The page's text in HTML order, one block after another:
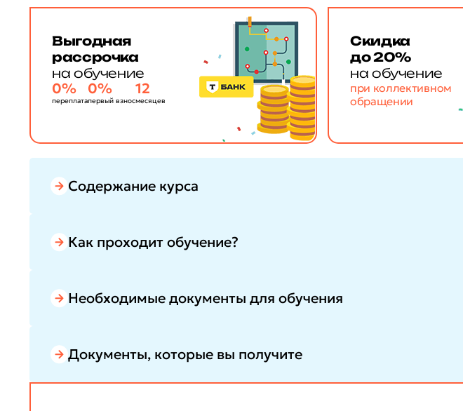
Выгодная
рассрочка
на обучение
0%
переплата
0%
первый взнос
12
месяцев
Скидка
до 20%
на обучение
при коллективном
обращении
Содержание курса
Как проходит обучение?
Необходимые документы для обучения
Документы, которые вы получите